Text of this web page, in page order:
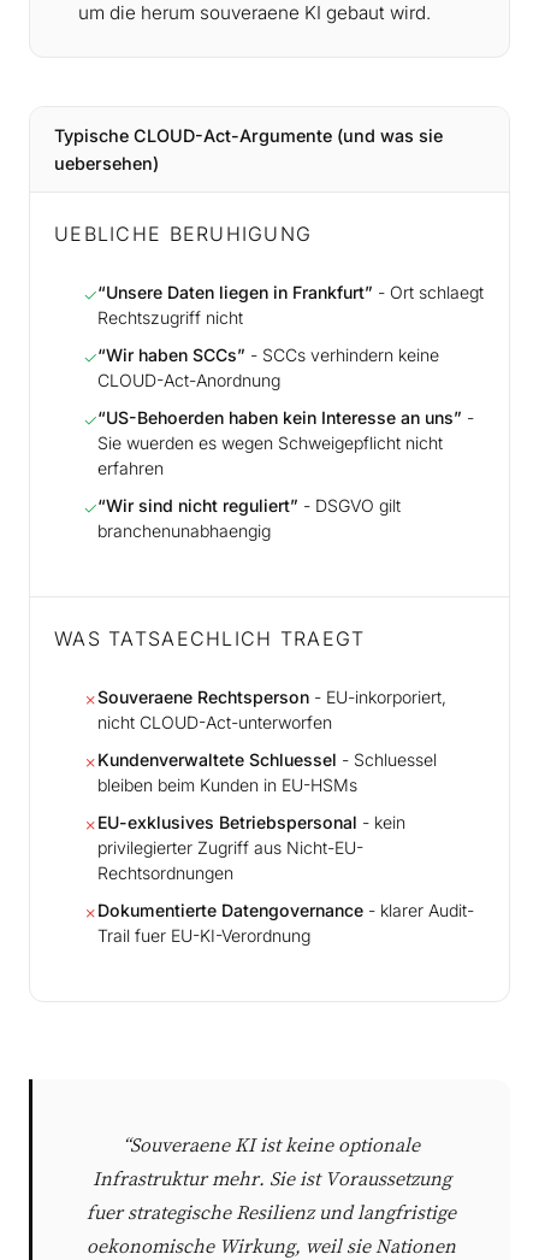
um die herum souveraene KI gebaut wird.
Typische CLOUD-Act-Argumente (und was sie
uebersehen)
UEBLICHE BERUHIGUNG
✓“Unsere Daten liegen in Frankfurt” - Ort schlaegt
Rechtszugriff nicht
✓“Wir haben SCCs” - SCCs verhindern keine
CLOUD-Act-Anordnung
✓“US-Behoerden haben kein Interesse an uns” -
Sie wuerden es wegen Schweigepflicht nicht
erfahren
✓“Wir sind nicht reguliert” - DSGVO gilt
branchenunabhaengig
WAS TATSAECHLICH TRAEGT
✗Souveraene Rechtsperson - EU-inkorporiert,
nicht CLOUD-Act-unterworfen
✗Kundenverwaltete Schluessel - Schluessel
bleiben beim Kunden in EU-HSMs
✗EU-exklusives Betriebspersonal - kein
privilegierter Zugriff aus Nicht-EU-
Rechtsordnungen
✗Dokumentierte Datengovernance - klarer Audit-
Trail fuer EU-KI-Verordnung
“Souveraene KI ist keine optionale
Infrastruktur mehr. Sie ist Voraussetzung
fuer strategische Resilienz und langfristige
oekonomische Wirkung, weil sie Nationen